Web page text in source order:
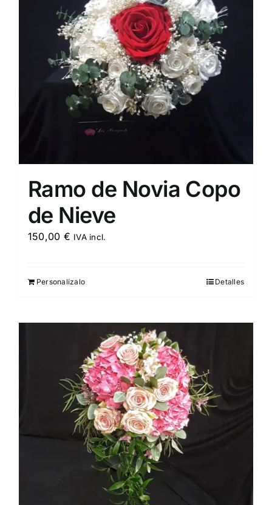
Ramo de Novia Copo
de Nieve
150,00 € IVA incl.
Personalízalo Detalles